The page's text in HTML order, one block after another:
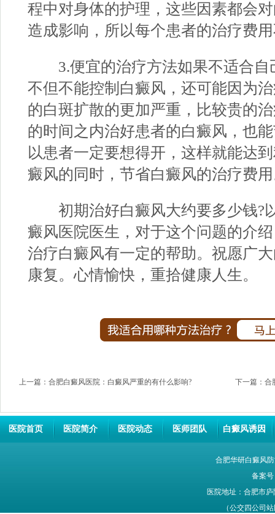
程中对身体的护理，这些因素都会
造成影响，所以每个患者的治疗费
3.便宜的治疗方法如果不适合自
不但不能控制白癜风，还可能因为
的白斑扩散的更加严重，比较贵的
的时间之内治好患者的白癜风，也
以患者一定要想得开，这样就能达
癜风的同时，节省白癜风的治疗费
初期治好白癜风大约要多少钱?
癜风医院医生，对于这个问题的介
治疗白癜风有一定的帮助。祝愿广
康复。心情愉快，重拾健康人生。
上一篇： 合肥白癜风医院：白癜风严重的有什么影响? 下一篇： 合
医院首页 医院简介 医院动态 医师团队 白癜风诱因
合肥华研白癜风
备案号
医院地址：合肥市
（公交四公司